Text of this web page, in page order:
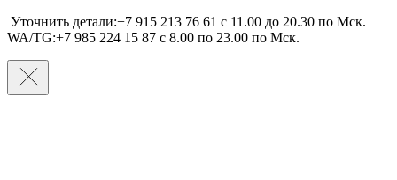
Уточнить детали:+7 915 213 76 61 c 11.00 до 20.30 по Мcк.
WA/TG:+7 985 224 15 87 c 8.00 по 23.00 по Мcк.